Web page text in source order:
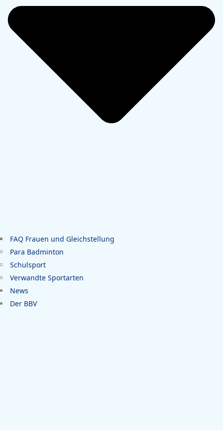
FAQ Frauen und Gleichstellung
Para Badminton
Schulsport
Verwandte Sportarten
News
Der BBV